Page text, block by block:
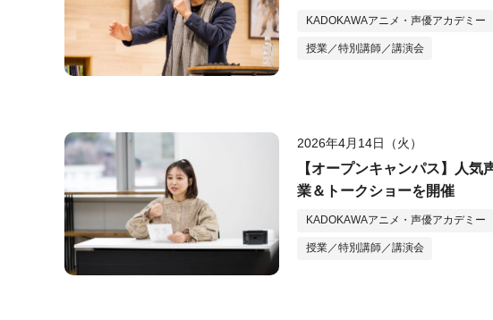
KADOKAWAアニメ・声優アカデミー
授業／特別講師／講演会
2026年4月14日（火）
【オープンキャンパス】人
業＆トークショーを開催
KADOKAWAアニメ・声優アカデミー
授業／特別講師／講演会